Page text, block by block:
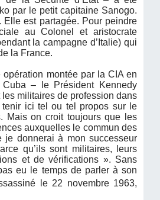
par le petit capitaine Sanogo.
Elle est partagée. Pour peindre
au Colonel et aristocrate
la campagne d’Italie) qui
de la France.
montée par la CIA en
– le Président Kennedy
militaires de profession dans
tenir ici tel ou tel propos sur le
Mais on croit toujours que les
auxquelles le commun des
je donnerai à mon successeur
qu’ils sont militaires, leurs
et de vérifications ». Sans
eu le temps de parler à son
le 22 novembre 1963,